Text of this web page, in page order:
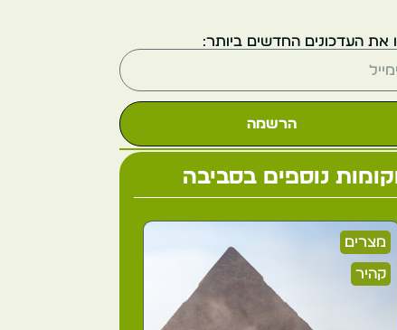
את העדכונים החדשים ביותר:
הרשמה
נוספים בסביבה
מצרים
קהיר